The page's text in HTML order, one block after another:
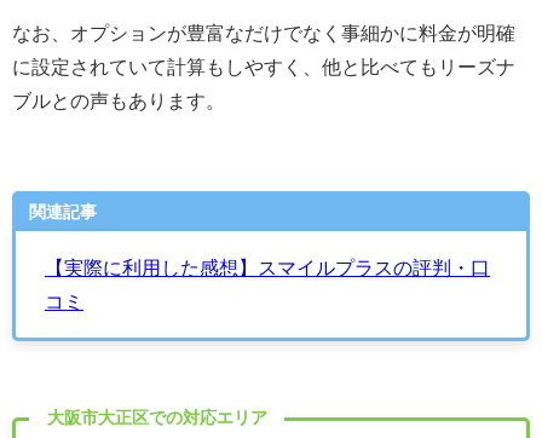
なお、 オプションが豊富なだけでなく事細かに料金が明確
に設定されていて計算もしやすく、他と比べてもリーズナ
ブルとの声もあります
関連記事
【実際に利用した感想】スマイルプラスの評判・口
コミ
大阪市大正区での対応エリア